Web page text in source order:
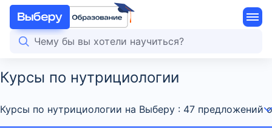
Курсы по нутрициологии
Курсы по нутрициологии на Выберу : 47 предложений